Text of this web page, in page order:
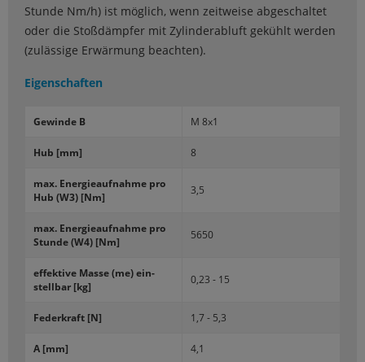
Stunde Nm/h) ist möglich, wenn zeitweise abgeschaltet
oder die Stoßdämpfer mit Zylinderabluft gekühlt werden
(zulässige Erwärmung beachten).
Eigenschaften
Ge­win­de B M 8x1
Hub [mm] 8
max. En­er­gie­auf­nah­me pro
Hub (W3) [Nm]
3,5
max. En­er­gie­auf­nah­me pro
Stun­de (W4) [Nm]
5650
ef­fek­ti­ve Masse (me) ein­
stell­bar [kg]
0,23 - 15
Fe­der­kraft [N] 1,7 - 5,3
A [mm] 4,1